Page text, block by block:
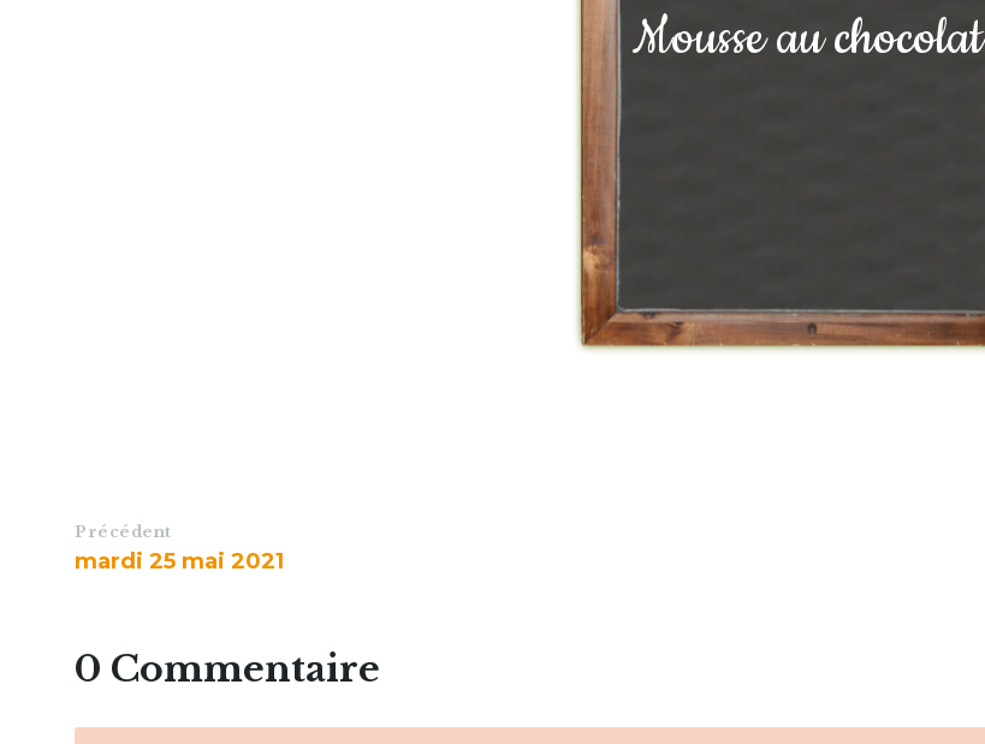
Mousse au chocolat
Précédent
mardi 25 mai 2021
0 Commentaire